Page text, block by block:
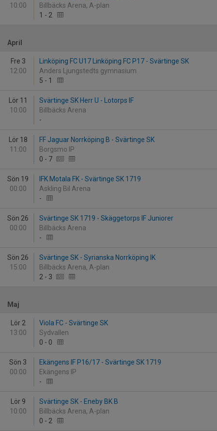
10:00
Billbäcks Arena, A-plan
1 - 2
April
Fre 3
12:00
Linköping FC U17 Linköping FC P17 - Svärtinge SK
Anders Ljungstedts gymnasium
5 - 1
Lör 11
10:00
Svärtinge SK Herr U - Lotorps IF
Billbäcks Arena
-
Lör 18
11:00
FF Jaguar Norrköping B - Svärtinge SK
Borgsmo IP
0 - 7
Sön 19
00:00
IFK Motala FK - Svärtinge SK 1719
Askling Bil Arena
-
Sön 26
00:00
Svärtinge SK 1719 - Skäggetorps IF Juniorer
Billbäcks Arena
-
Sön 26
15:00
Svärtinge SK - Syrianska Norrköping IK
Billbäcks Arena, A-plan
2 - 3
Maj
Lör 2
13:00
Viola FC - Svärtinge SK
Sydvallen
0 - 0
Sön 3
00:00
Ekängens IF P16/17 - Svärtinge SK 1719
Ekängens IP
-
Lör 9
10:00
Svärtinge SK - Eneby BK B
Billbäcks Arena, A-plan
0 - 2